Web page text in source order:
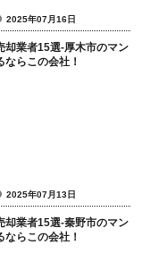
2025年07月16日
却業者15選-厚木市のマン
らこの会社！
2025年07月13日
却業者15選-秦野市のマン
らこの会社！